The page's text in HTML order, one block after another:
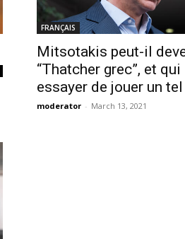
FRANÇAIS
Mitsotakis peut-il
“Thatcher grec”, et
essayer de jouer un
moderator - March 13, 2021